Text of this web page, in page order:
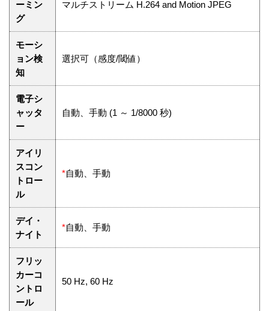
ーミン
グ
マルチストリーム H.264 and Motion JPEG
モーシ
ョン検
知
選択可（感度/閾値）
電子シ
ャッタ
ー
自動、手動 (1 ～ 1/8000 秒)
アイリ
スコン
トロー
ル
*自動、手動
デイ・
ナイト
*自動、手動
フリッ
カーコ
ントロ
ール
50 Hz, 60 Hz